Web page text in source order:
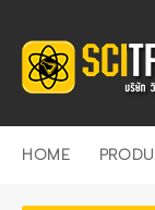
content
HOME